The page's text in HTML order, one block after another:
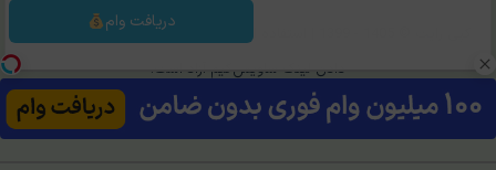
کپی رایت ©️ 1405 - 1399 | استفاده از مطالب ساویس‌گیم با ذکر منبع و قرار
دادن لینک ساویس‌گیم آزاد است.
تلگرام خوراک روبیکا بله OpenCritic
دریافت وام